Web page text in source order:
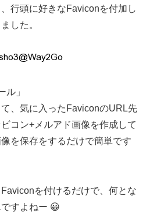
行頭に好きなFaviconを付加し
した。
ル」
、気に入ったFaviconのURL先
コン+メルアド画像を作成して
を保存をするだけで簡単です
を付けるだけで、何とな
すよねー 😀